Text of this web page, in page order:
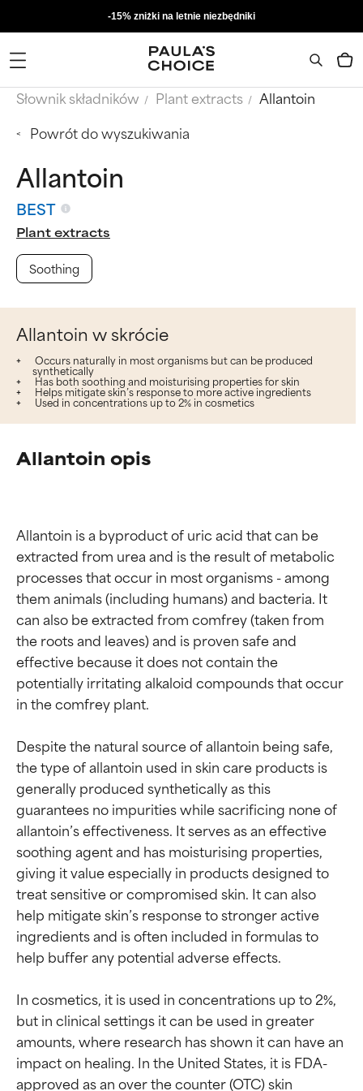
-15% zniżki na letnie niezbędniki
Słownik składników Plant extracts
Allantoin
Powrót do wyszukiwania
Allantoin
BEST
Plant extracts
Soothing
Allantoin w skrócie
Occurs naturally in most organisms but can be produced
synthetically
Has both soothing and moisturising properties for skin
Helps mitigate skin’s response to more active ingredients
Used in concentrations up to 2% in cosmetics
Allantoin opis
Allantoin is a byproduct of uric acid that can be
extracted from urea and is the result of metabolic
processes that occur in most organisms - among
them animals (including humans) and bacteria. It
can also be extracted from comfrey (taken from
the roots and leaves) and is proven safe and
effective because it does not contain the
potentially irritating alkaloid compounds that occur
in the comfrey plant.
Despite the natural source of allantoin being safe,
the type of allantoin used in skin care products is
generally produced synthetically as this
guarantees no impurities while sacrificing none of
allantoin’s effectiveness. It serves as an effective
soothing agent and has moisturising properties,
giving it value especially in products designed to
treat sensitive or compromised skin. It can also
help mitigate skin’s response to stronger active
ingredients and is often included in formulas to
help buffer any potential adverse effects.
In cosmetics, it is used in concentrations up to 2%,
but in clinical settings it can be used in greater
amounts, where research has shown it can have an
impact on healing. In the United States, it is FDA-
approved as an over the counter (OTC) skin